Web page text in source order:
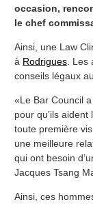
occasion,
le chef
Ainsi, une Law
à Rodrigues .
conseils légaux
«Le Bar Council
pour qu’ils
toute première
une meilleure
qui ont besoin
Jacques Tsang
Ainsi, ces